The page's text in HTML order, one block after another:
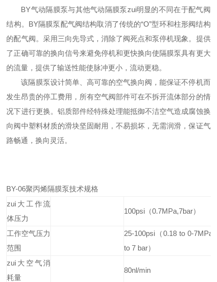
BY气动隔膜泵与其他气动隔膜泵zui明显的不同在于配气阀
结构。 BY隔膜泵配气阀结构取消了传统的“O”型环和柱形阀结构
的配气阀。采用三向先导式，消除了阀死点和泵停机现象。提供
了正确可靠的换向信号来避免停机和更快换向使隔膜泵具有更大
的流量，提供了输送性能使脉冲更小，流动更稳。
该隔膜泵设计简单、高可靠的空气换向阀，能保证不停机而
发生昂贵的停工费用，所有空气阀部件可在不拆开流体部分的情
况下进行更换。铝质部件经特殊处理能抵御不洁空气造成腐蚀换
向阀中塑料材质的滑块坚固耐用，不易损坏，无需润滑，保证气
路畅通，换向灵活。
BY-06聚丙烯隔膜泵技术规格
zui大工作流
体压力
100psi（0.7MPa,7bar）
工作空气压力
范围
25-100psi（0.18 to 0-
to 7 bar）
zui大空气消
耗量
80nl/min